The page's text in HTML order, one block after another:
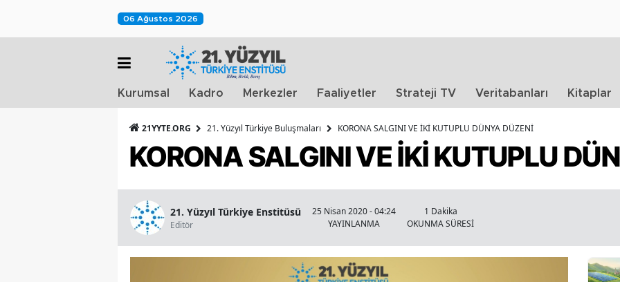
06 Ağustos 2026
Kurumsal Kadro Merkezler Faaliyetler Strateji TV Veritabanları Kitaplar
21YYTE.ORG 21. Yüzyıl Türkiye Buluşmaları KORONA SALGINI VE İKİ KUTUPLU DÜNYA DÜZENİ
KORONA SALGINI VE İKİ KUTUPLU
21. Yüzyıl Türkiye Enstitüsü
Editör
25 Nisan 2020 - 04:24
YAYINLANMA
1 Dakika
OKUNMA SÜRESİ